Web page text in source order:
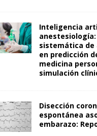
Inteligencia
anestesiología:
sistemática de
en predicción
medicina
simulación
Disección
espontánea
embarazo: